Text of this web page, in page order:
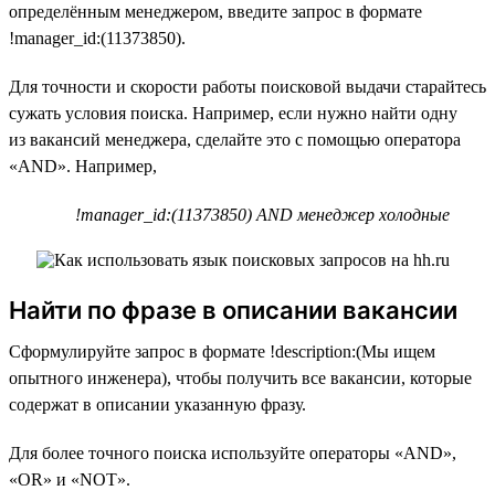
определённым менеджером, введите запрос в формате
!manager_id:(11373850).
Для точности и скорости работы поисковой выдачи старайтесь
сужать условия поиска. Например, если нужно найти одну
из вакансий менеджера, сделайте это с помощью оператора
«AND». Например,
!manager_id:(11373850) AND менеджер холодные
Найти по фразе в описании вакансии
Сформулируйте запрос в формате !description:(Мы ищем
опытного инженера), чтобы получить все вакансии, которые
содержат в описании указанную фразу.
Для более точного поиска используйте операторы «AND»,
«OR» и «NOT».